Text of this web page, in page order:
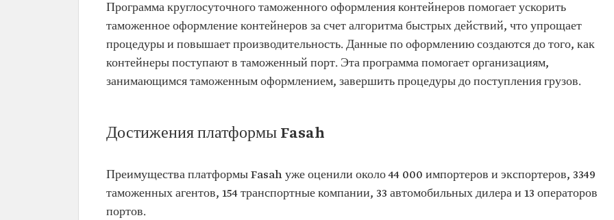
Программа круглосуточного таможенного оформления контейнеров помогает ускорить
таможенное оформление контейнеров за счет алгоритма быстрых действий, что упрощает
процедуры и повышает производительность. Данные по оформлению создаются до того, как
контейнеры поступают в таможенный порт. Эта программа помогает организациям,
занимающимся таможенным оформлением, завершить процедуры до поступления грузов.
Достижения платформы Fasah
Преимущества платформы Fasah уже оценили около 44 000 импортеров и экспортеров, 3349
таможенных агентов, 154 транспортные компании, 33 автомобильных дилера и 13 операторов
портов.